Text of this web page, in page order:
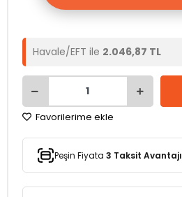
Havale/EFT ile 2.046,87 TL
Favorilerime ekle
Peşin Fiyata 3 Taksit Avantajı